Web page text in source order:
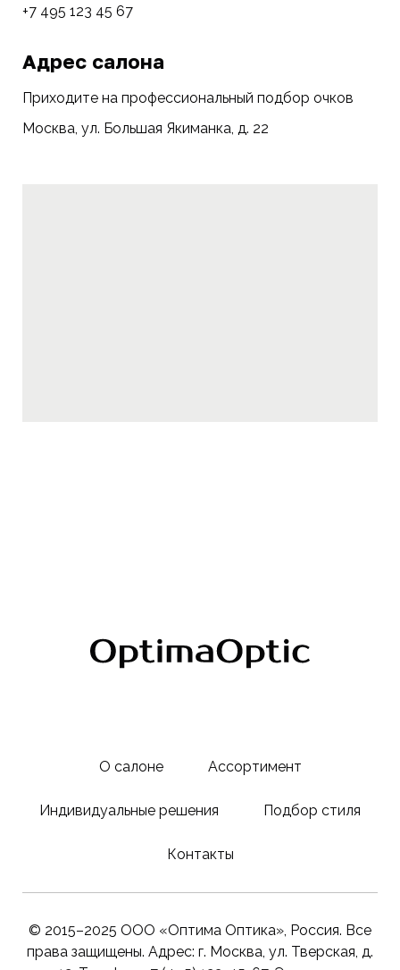
+7 495 123 45 67
Адрес салона
Приходите на профессиональный подбор очков
Москва, ул. Большая Якиманка, д. 22
О салоне Ассортимент
Индивидуальные решения Подбор стиля
Контакты
© 2015–2025 ООО «Оптима Оптика», Россия. Все
права защищены. Адрес: г. Москва, ул. Тверская, д.